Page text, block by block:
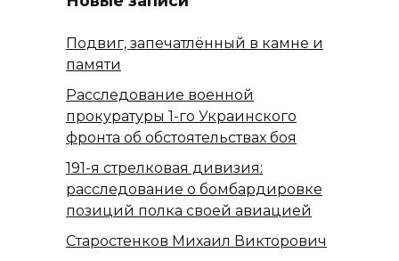
Подвиг, запечатлённый в камне и
памяти
Расследование военной
прокуратуры 1-го Украинского
фронта об обстоятельствах боя
191-я стрелковая дивизия:
расследование о бомбардировке
позиций полка своей авиацией
Старостенков Михаил Викторович